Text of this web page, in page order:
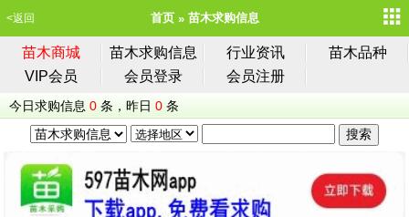
<返回 首页 苗木求购信息
苗木商城 苗木求购信息 行业资讯
苗木品种
VIP会员
会员登录 会员注册
今日求购信息 0 条，昨日 0 条